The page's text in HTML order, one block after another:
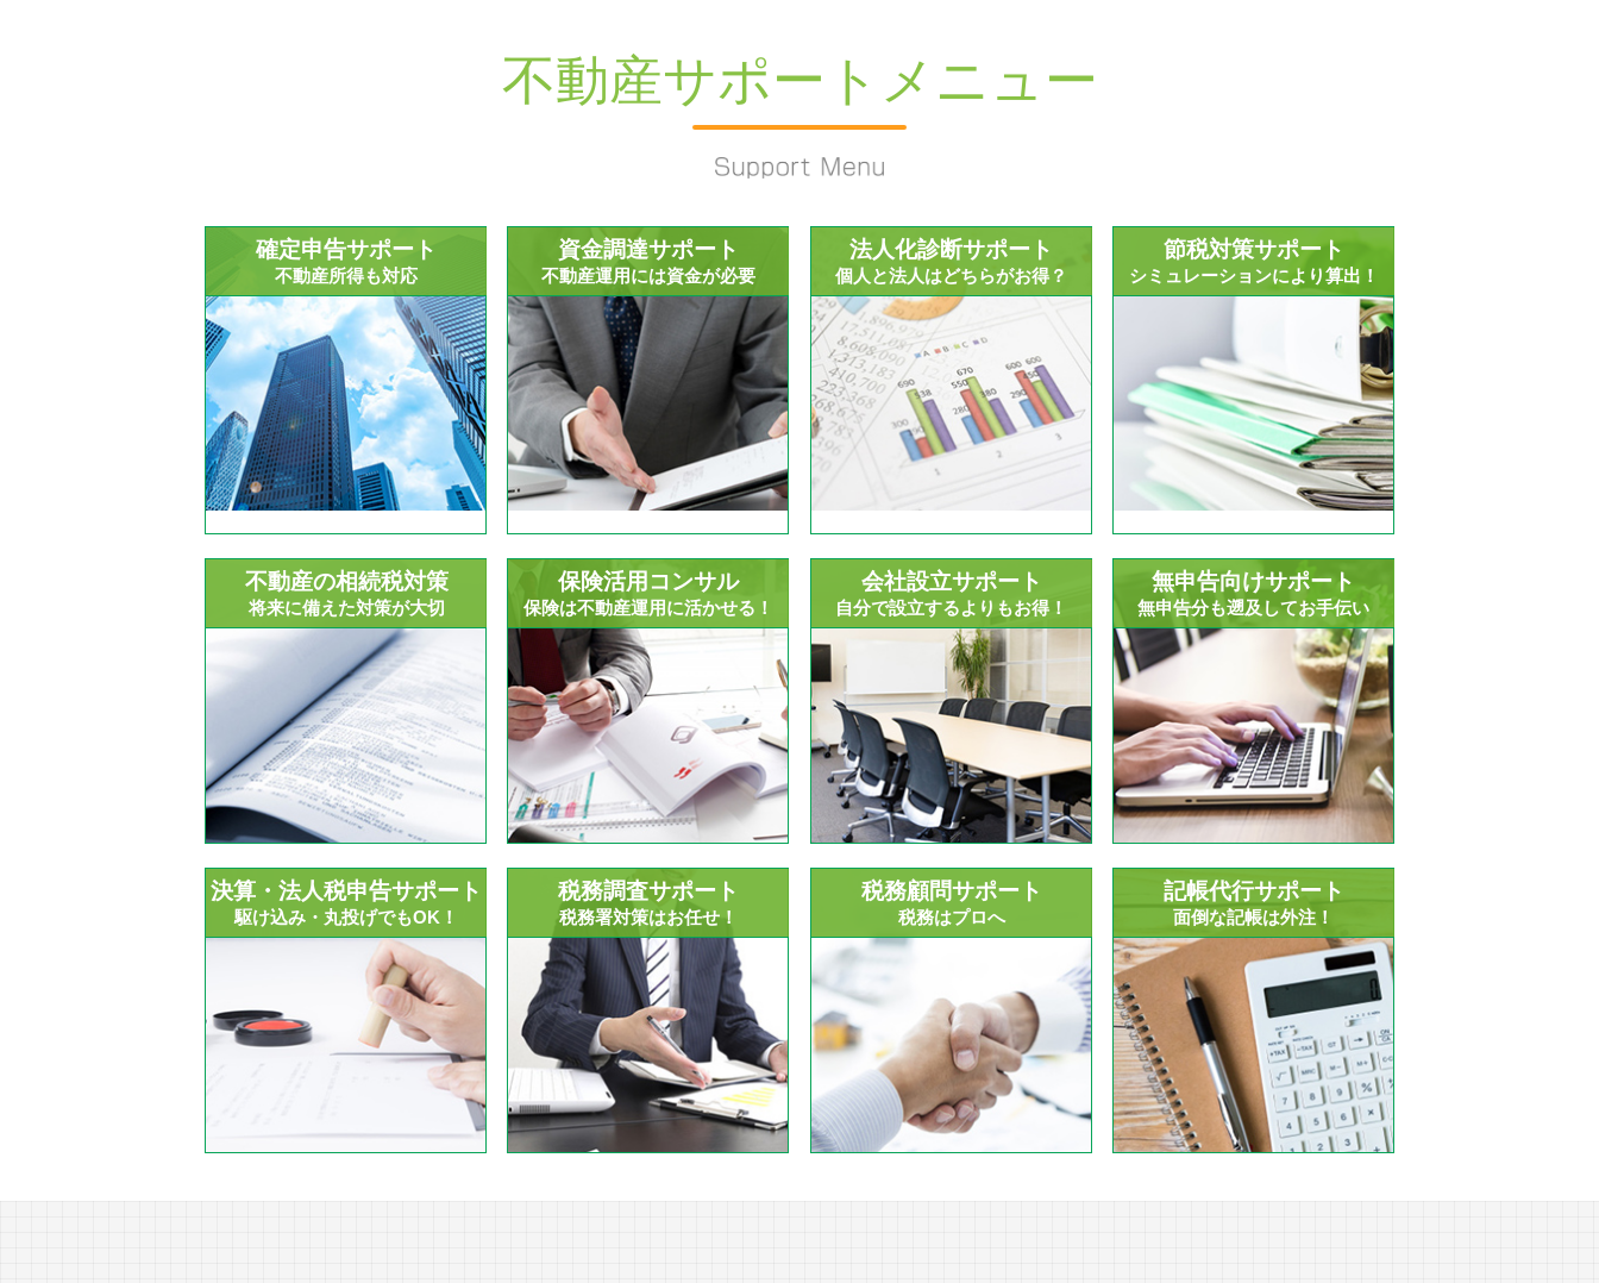
不動産サポートメニュー
確定申告サポート
不動産所得も対応
資金調達サポート
不動産運用には資金が必要
法人化診断サポート
個人と法人はどちらがお得？
節税対策サポート
シミュレーションにより算出！
不動産の相続税対策
将来に備えた対策が大切
保険活用コンサル
保険は不動産運用に活かせる！
会社設立サポート
自分で設立するよりもお得！
無申告向けサポート
無申告分も遡及してお手伝い
決算・法人税申告サポート
駆け込み・丸投げでもOK！
税務調査サポート
税務署対策はお任せ！
税務顧問サポート
税務はプロへ
記帳代行サポート
面倒な記帳は外注！